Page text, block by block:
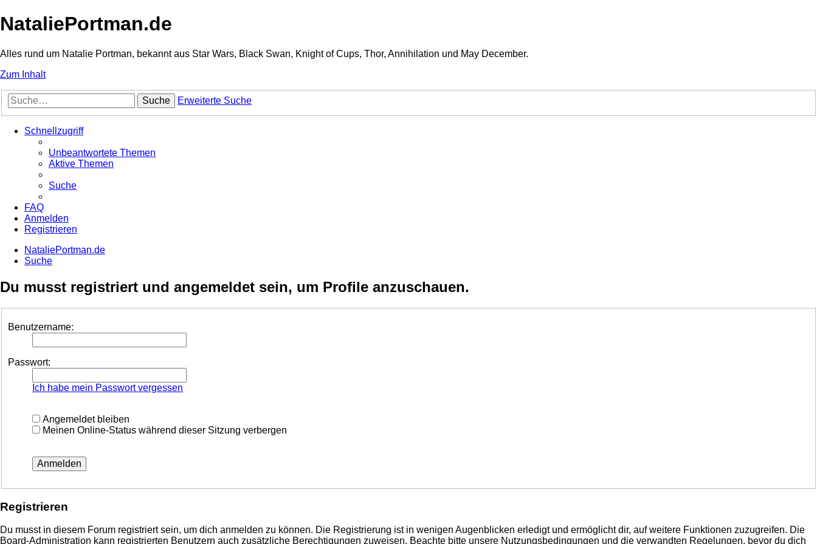
NataliePortman.de
Alles rund um Natalie Portman, bekannt aus Star Wars, Black Swan, Knight of Cups, Thor, Annihilation und May December.
Zum Inhalt
Suche Erweiterte Suche
Schnellzugriff
Unbeantwortete Themen
Aktive Themen
Suche
FAQ
Anmelden
Registrieren
NataliePortman.de
Suche
Du musst registriert und angemeldet sein, um Profile anzuschauen.
Benutzername:
Passwort:
Ich habe mein Passwort vergessen
Angemeldet bleiben
Meinen Online-Status während dieser Sitzung verbergen
Registrieren
Du musst in diesem Forum registriert sein, um dich anmelden zu können. Die Registrierung ist in wenigen Augenblicken erledigt und ermöglicht dir, auf weitere Funktionen zuzugreifen. Die
Board-Administration kann registrierten Benutzern auch zusätzliche Berechtigungen zuweisen. Beachte bitte unsere Nutzungsbedingungen und die verwandten Regelungen, bevor du dich